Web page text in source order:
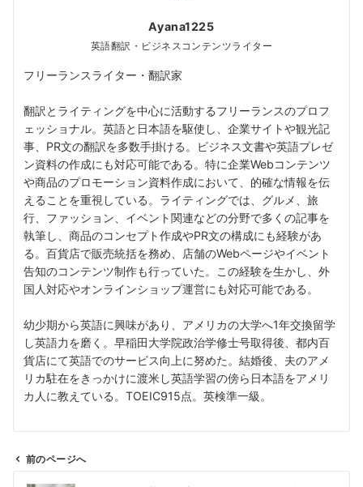
Ayana1225
英語翻訳・ビジネスコンテンツライター
フリーランスライター・翻訳家
翻訳とライティングを中心に活動するフリーランスのプロフ
ェッショナル。英語と日本語を駆使し、企業サイトや観光記
事、PR文の翻訳を多数手掛ける。ビジネス文書や英語プレゼ
ン資料の作成にも対応可能である。特に企業Webコンテンツ
や商品のプロモーション資料作成において、的確な情報を伝
えることを重視している。ライティングでは、グルメ、旅
行、ファッション、イベント関連などの分野で多くの記事を
執筆し、商品のコンセプト作成やPR文の構成にも経験があ
る。百貨店で販売統括を務め、店舗のWebページやイベント
告知のコンテンツ制作も行っていた。この経験を生かし、外
国人対応やオンラインショップ運営にも対応可能である。
幼少期から英語に興味があり、アメリカの大学へ1年交換留学
し英語力を磨く。早稲田大学院政治学修士号取得後、都内百
貨店にて英語でのサービス向上に努めた。結婚後、夫のアメ
リカ駐在をきっかけに渡米し英語学習の傍ら日本語をアメリ
カ人に教えている。TOEIC915点。英検準一級。
前のページへ